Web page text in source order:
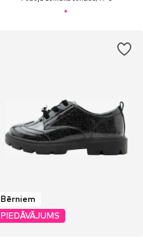
Bērniem
PIEDĀVĀJUMS